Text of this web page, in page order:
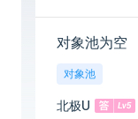
对象池为空
对象池
北极U